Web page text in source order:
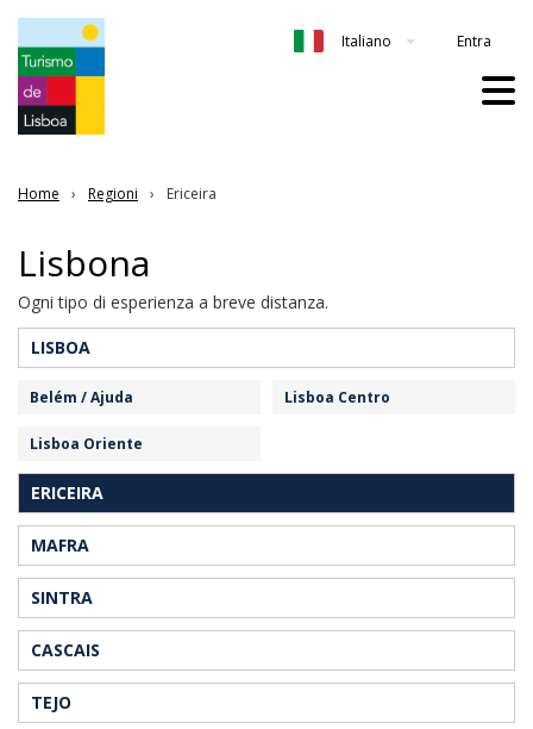
Italiano Entra
Home Regioni Ericeira
Lisbona
Ogni tipo di esperienza a breve distanza.
LISBOA
Belém / Ajuda Lisboa Centro
Lisboa Oriente
ERICEIRA
MAFRA
SINTRA
CASCAIS
TEJO